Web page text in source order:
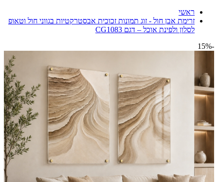
ראשי
זרימת אבן חול - זוג תמונות זכוכית אבסטרקטיות בגווני חול וטאופ
לסלון ולפינת אוכל – דגם CG1083
-15%